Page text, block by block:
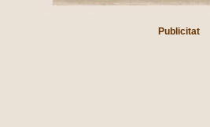
Publicitat